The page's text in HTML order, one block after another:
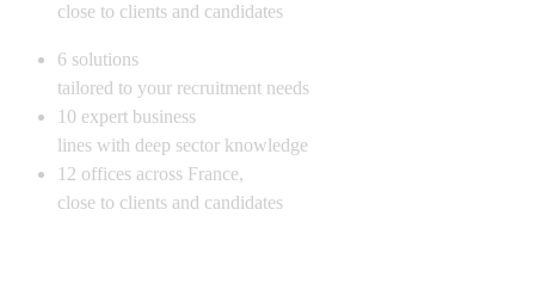
close to clients and candidates
6 solutions
tailored to your recruitment needs
10 expert business
lines with deep sector knowledge
12 offices across France,
close to clients and candidates